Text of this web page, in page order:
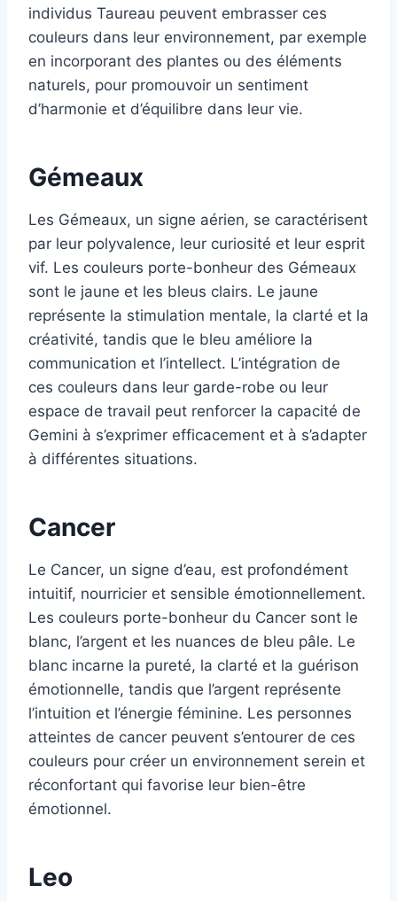
individus Taureau peuvent embrasser ces
couleurs dans leur environnement, par exemple
en incorporant des plantes ou des éléments
naturels, pour promouvoir un sentiment
d’harmonie et d’équilibre dans leur vie.
Gémeaux
Les Gémeaux, un signe aérien, se caractérisent
par leur polyvalence, leur curiosité et leur esprit
vif. Les couleurs porte-bonheur des Gémeaux
sont le jaune et les bleus clairs. Le jaune
représente la stimulation mentale, la clarté et la
créativité, tandis que le bleu améliore la
communication et l’intellect. L’intégration de
ces couleurs dans leur garde-robe ou leur
espace de travail peut renforcer la capacité de
Gemini à s’exprimer efficacement et à s’adapter
à différentes situations.
Cancer
Le Cancer, un signe d’eau, est profondément
intuitif, nourricier et sensible émotionnellement.
Les couleurs porte-bonheur du Cancer sont le
blanc, l’argent et les nuances de bleu pâle. Le
blanc incarne la pureté, la clarté et la guérison
émotionnelle, tandis que l’argent représente
l’intuition et l’énergie féminine. Les personnes
atteintes de cancer peuvent s’entourer de ces
couleurs pour créer un environnement serein et
réconfortant qui favorise leur bien-être
émotionnel.
Leo